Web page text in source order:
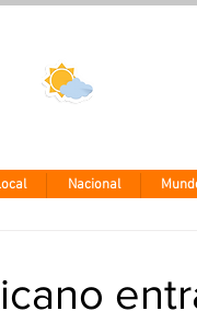
Nacional